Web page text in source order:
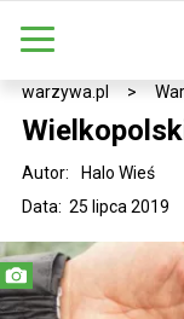
warzywa.pl >
Data: 25 lipca 2019
Autor: Halo Wieś